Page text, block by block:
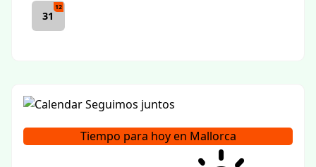
31
12
Tiempo para hoy en Mallorca